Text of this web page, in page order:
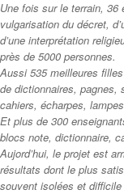
Une fois sur le terrain,
vulgarisation du décret,
d’une interprétation
près de 5000 personnes.
Aussi 535 meilleures
de dictionnaires, pagnes,
cahiers, écharpes,
Et plus de 300
blocs note, dictionnaire,
Aujord’hui, le projet est
résultats dont le plus
souvent isolées et